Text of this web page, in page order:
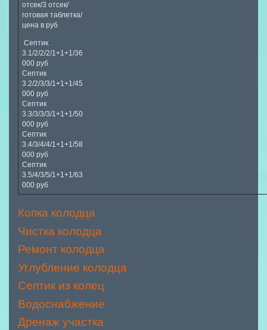
отсек/3 отсек/
готовая таблетка/
цена в руб
Септик
3.1/2/2/2/1+1+1/36
000 руб
Септик
3.2/2/3/3/1+1+1/45
000 руб
Септик
3.3/3/3/3/1+1+1/50
000 руб
Септик
3.4/3/4/4/1+1+1/58
000 руб
Септик
3.5/4/3/5/1+1+1/63
000 руб
Копка колодца
Чистка колодца
Ремонт колодца
Углубление колодца
Септик из колец
Водоснабжение
Дренаж участка